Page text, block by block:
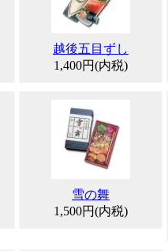
越後五目ずし
1,400円(内税)
雪の舞
1,500円(内税)